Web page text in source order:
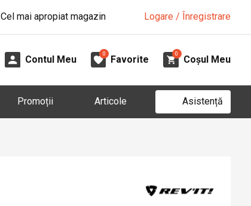
Cel mai apropiat magazin Logare / Înregistrare
Contul Meu
0
Favorite
0
Coșul Meu
Promoții Articole Asistență